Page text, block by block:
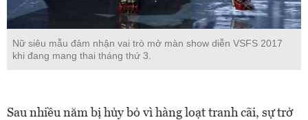
Nữ siêu mẫu đảm nhận vai trò mở màn show diễn VSFS 2017
khi đang mang thai tháng thứ 3.
Sau nhiều năm bị hủy bỏ vì hàng loạt tranh cãi, sự trở